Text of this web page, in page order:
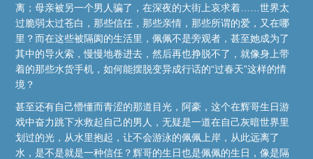
离；母亲被另一个男人骗了，在深夜的大街上哀求着……世界太
过脆弱太过苍白，那些信任，那些亲情，那些所谓的爱，又在哪
里？而在这些被隔阂的生活里，佩佩不是旁观者，甚至她成为了
其中的导火索，慢慢地卷进去，然后再也挣脱不了，就像身上带
着的那些水货手机，如何能摆脱变异成行话的“过春天”这样的情
境？
甚至还有自己懵懂而青涩的那道目光，阿豪，这个在辉哥生日游
戏中奋力跳下水救起自己的男人，无疑是一道在自己灰暗世界里
划过的光，从水里抱起，让不会游泳的佩佩上岸，从此远离了
水，是不是就是一种信任？辉哥的生日也是佩佩的生日，像是隔